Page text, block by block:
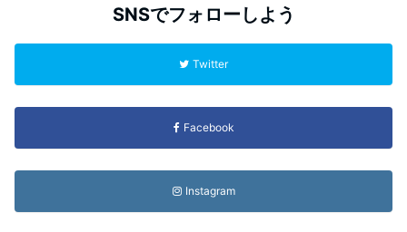
SNSでフォローしよう
Twitter
Facebook
Instagram